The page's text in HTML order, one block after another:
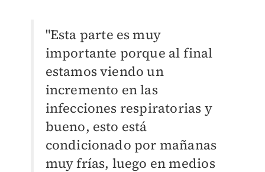
"Esta parte es muy
importante porque al final
estamos viendo un
incremento en las
infecciones respiratorias y
bueno, esto está
condicionado por mañanas
muy frías, luego en medios